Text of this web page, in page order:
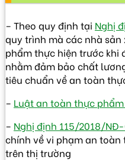
– Theo quy định tại Nghị
quy trình mà các nhà
phẩm thực hiện trước khi
nhằm đảm bảo chất
tiêu chuẩn về an toàn
– Luật an toàn thực
– Nghị định 115/2018/NĐ-
chính về vi phạm an
trên thị trường